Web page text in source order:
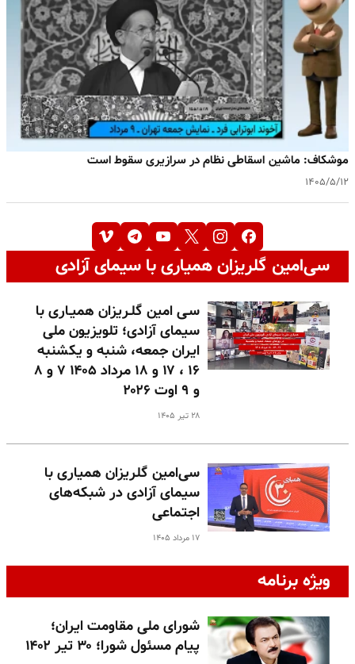
موشکاف: ماشین اسقاطی نظام در سرازیری سقوط است
۱۴۰۵/۵/۱۲
سی‌امین گلریزان همیاری با سیمای آزادی
سـی امین گلـریزان همیـاری با
سیمای آزادی؛ تلویزیون ملی
ایران جمعه، شنبه و یکشنبه
۱۶ ، ۱۷ و ۱۸ مرداد ۱۴۰۵ ۷ و ۸
و ۹ اوت ۲۰۲۶
۲۸ تیر ۱۴۰۵
سی‌امین گلریزان همیاری با
سیمای آزادی در شبکه‌های
اجتماعی
۱۷ مرداد ۱۴۰۵
ویژه برنامه
شورای ملی مقاومت ایران؛
پیام مسئول شورا؛ ۳۰ تیر ۱۴۰۲